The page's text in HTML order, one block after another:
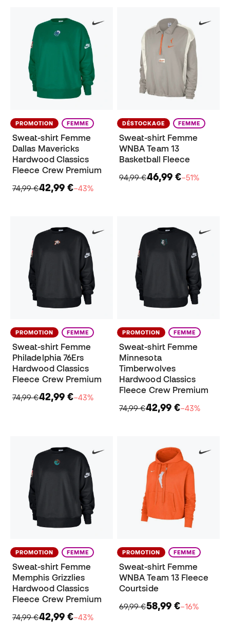
PROMOTION FEMME
Sweat-shirt Femme
Dallas Mavericks
Hardwood Classics
Fleece Crew Premium
74,99 €42,99 €−43%
DÉSTOCKAGE FEMME
Sweat-shirt Femme
WNBA Team 13
Basketball Fleece
94,99 €46,99 €−51%
PROMOTION FEMME
Sweat-shirt Femme
Philadelphia 76Ers
Hardwood Classics
Fleece Crew Premium
74,99 €42,99 €−43%
PROMOTION FEMME
Sweat-shirt Femme
Minnesota
Timberwolves
Hardwood Classics
Fleece Crew Premium
74,99 €42,99 €−43%
PROMOTION FEMME
Sweat-shirt Femme
Memphis Grizzlies
Hardwood Classics
Fleece Crew Premium
74,99 €42,99 €−43%
PROMOTION FEMME
Sweat-shirt Femme
WNBA Team 13 Fleece
Courtside
69,99 €58,99 €−16%